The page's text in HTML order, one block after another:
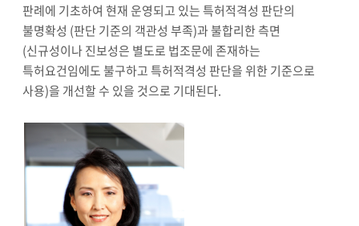
판례에 기초하여 현재 운영되고 있는 특허적격성 판단의
불명확성 (판단 기준의 객관성 부족)과 불합리한 측면
(신규성이나 진보성은 별도로 법조문에 존재하는
특허요건임에도 불구하고 특허적격성 판단을 위한 기준으로
사용)을 개선할 수 있을 것으로 기대된다.